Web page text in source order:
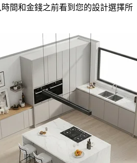
間和金錢之前看到您的設計選擇所